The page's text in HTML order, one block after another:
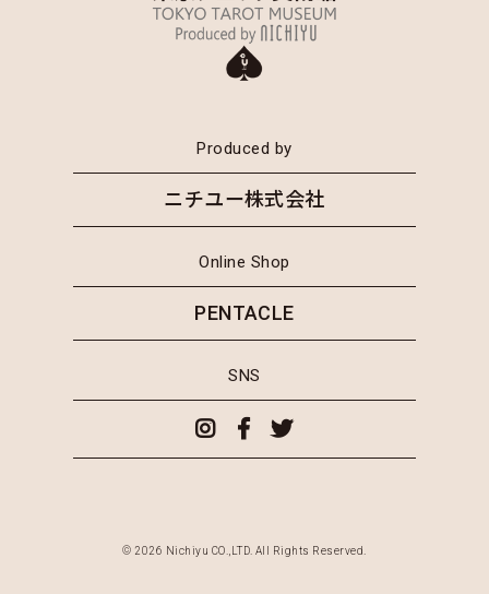
Produced by
ニチユー株式会社
Online Shop
PENTACLE
SNS
© 2026 Nichiyu CO.,LTD. All Rights Reserved.